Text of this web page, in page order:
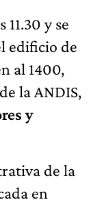
y se
edificio de
al 1400,
la ANDIS,
y
de la
en